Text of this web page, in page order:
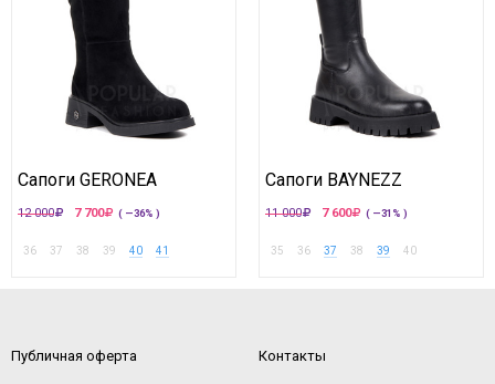
Сапоги GERONEA
12 000 7 700 ( —36% )
36 37 38 39 40 41
Сапоги BAYNEZZ
11 000 7 600 ( —31% )
35 36 37 38 39 40
Публичная оферта Контакты